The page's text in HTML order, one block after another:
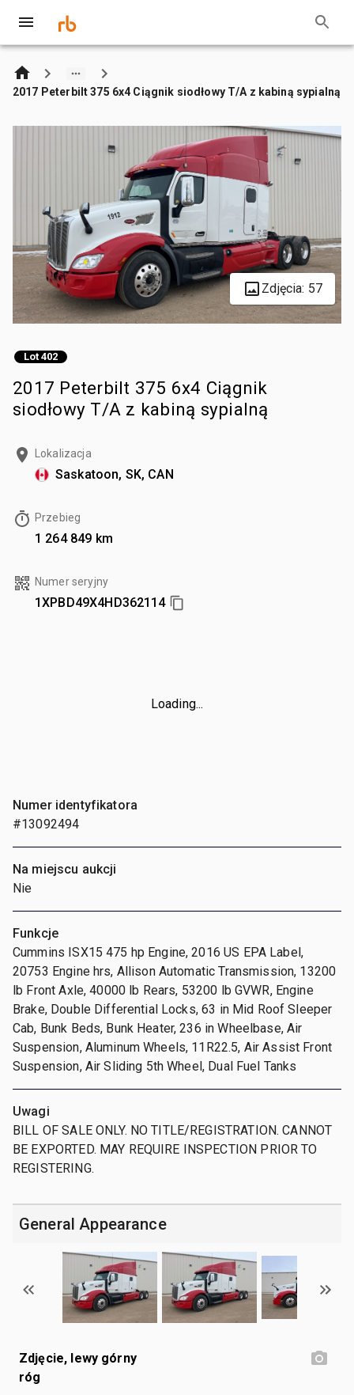
2017 Peterbilt 375 6x4 Ciągnik siodłowy T/A z kabiną sypialną
Zdjęcia: 57
Lot 402
2017 Peterbilt 375 6x4 Ciągnik
siodłowy T/A z kabiną sypialną
Lokalizacja
Saskatoon, SK, CAN
Przebieg
1 264 849 km
Numer seryjny
1XPBD49X4HD362114
Loading...
Numer identyfikatora
#13092494
Na miejscu aukcji
Nie
Funkcje
Cummins ISX15 475 hp Engine, 2016 US EPA Label,
20753 Engine hrs, Allison Automatic Transmission, 13200
lb Front Axle, 40000 lb Rears, 53200 lb GVWR, Engine
Brake, Double Differential Locks, 63 in Mid Roof Sleeper
Cab, Bunk Beds, Bunk Heater, 236 in Wheelbase, Air
Suspension, Aluminum Wheels, 11R22.5, Air Assist Front
Suspension, Air Sliding 5th Wheel, Dual Fuel Tanks
Uwagi
BILL OF SALE ONLY. NO TITLE/REGISTRATION. CANNOT
BE EXPORTED. MAY REQUIRE INSPECTION PRIOR TO
REGISTERING.
General Appearance
Zdjęcie, lewy górny
róg